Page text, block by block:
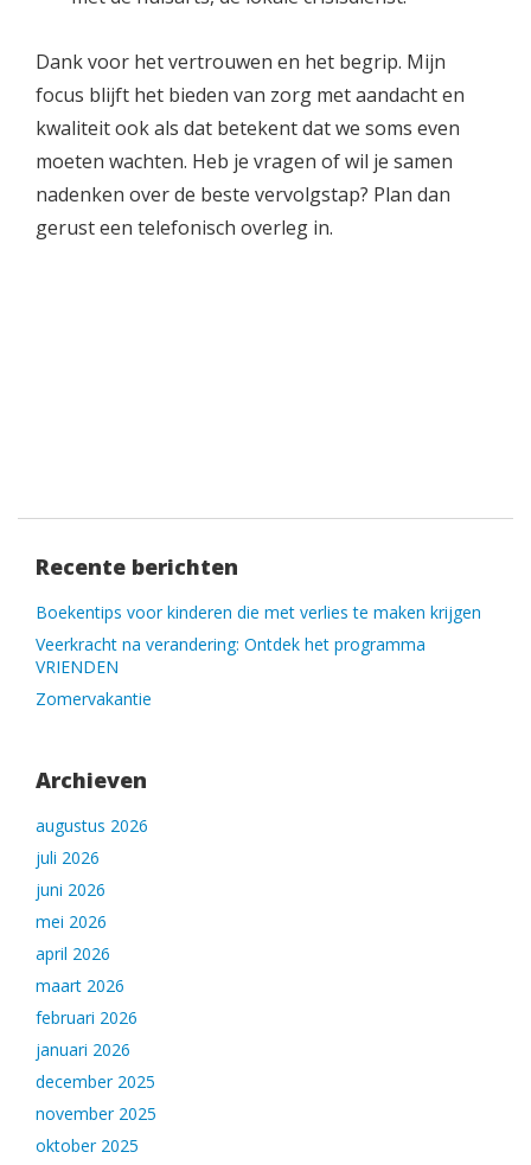
Dank voor het vertrouwen en het begrip. Mijn
focus blijft het bieden van zorg met aandacht en
kwaliteit ook als dat betekent dat we soms even
moeten wachten. Heb je vragen of wil je samen
nadenken over de beste vervolgstap? Plan dan
gerust een telefonisch overleg in.
Recente berichten
Boekentips voor kinderen die met verlies te maken krijgen
Veerkracht na verandering: Ontdek het programma
VRIENDEN
Zomervakantie
Archieven
augustus 2026
juli 2026
juni 2026
mei 2026
april 2026
maart 2026
februari 2026
januari 2026
december 2025
november 2025
oktober 2025